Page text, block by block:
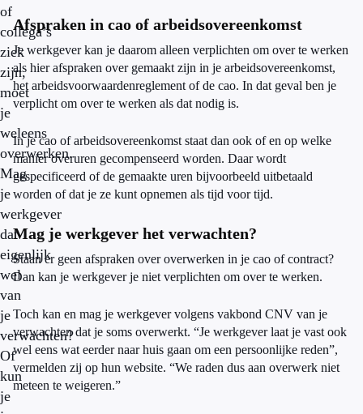
of
collega’s
ziek
zijn,
moet
je
weleens
overwerken.
Mag
je
werkgever
dat
eigenlijk
wel
van
je
verwachten?
Of
kun
je
Afspraken in cao of arbeidsovereenkomst
Je werkgever kan je daarom alleen verplichten om over te werken
als hier afspraken over gemaakt zijn in je arbeidsovereenkomst,
het arbeidsvoorwaardenreglement of de cao. In dat geval ben je
verplicht om over te werken als dat nodig is.
In je cao of arbeidsovereenkomst staat dan ook of en op welke
manier overuren gecompenseerd worden. Daar wordt
gespecificeerd of de gemaakte uren bijvoorbeeld uitbetaald
worden of dat je ze kunt opnemen als tijd voor tijd.
Mag je werkgever het verwachten?
Staan er geen afspraken over overwerken in je cao of contract?
Dan kan je werkgever je niet verplichten om over te werken.
Toch kan en mag je werkgever volgens vakbond CNV van je
verwachten dat je soms overwerkt. “Je werkgever laat je vast ook
wel eens wat eerder naar huis gaan om een persoonlijke reden”,
vermelden zij op hun website. “We raden dus aan overwerk niet
meteen te weigeren.”